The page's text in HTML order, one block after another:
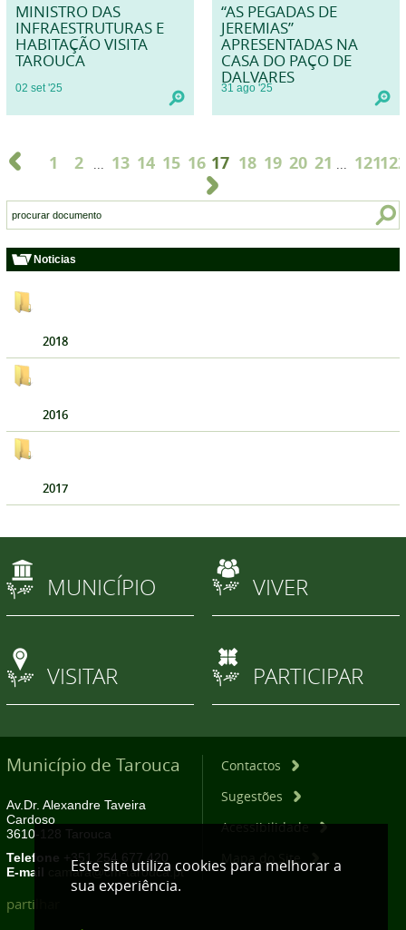
MINISTRO DAS
INFRAESTRUTURAS E
HABITAÇÃO VISITA
TAROUCA
02 set '25
“AS PEGADAS DE
JEREMIAS”
APRESENTADAS NA
CASA DO PAÇO DE
DALVARES
31 ago '25
1 2 ... 13 14 15 16 17 18 19 20 21 ... 121122
Noticias
2018
2016
2017
MUNICÍPIO VIVER
VISITAR PARTICIPAR
Município de Tarouca
Av.Dr. Alexandre Taveira
Cardoso
3610-128 Tarouca
Telefone +351 254 677 420
E-mail
camara@cm-tarouca.pt
Contactos
Sugestões
Acessibilidade
Mapa do Site
partilhar
Este site utiliza cookies para melhorar a
sua experiência.